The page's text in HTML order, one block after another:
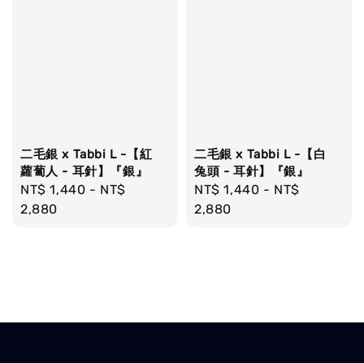
二毛銀 x Tabbi L -【紅
蘿蔔人 - 耳針】『銀』
Regular
price
NT$ 1,440 - NT$
2,880
二毛銀 x Tabbi L -【白
兔頭 - 耳針】『銀』
Regular
price
NT$ 1,440 - NT$
2,880